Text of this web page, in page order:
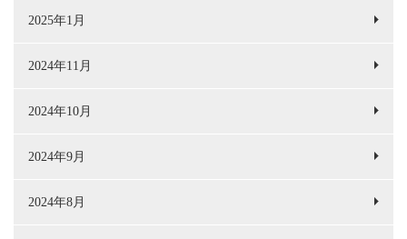
2025年1月
2024年11月
2024年10月
2024年9月
2024年8月